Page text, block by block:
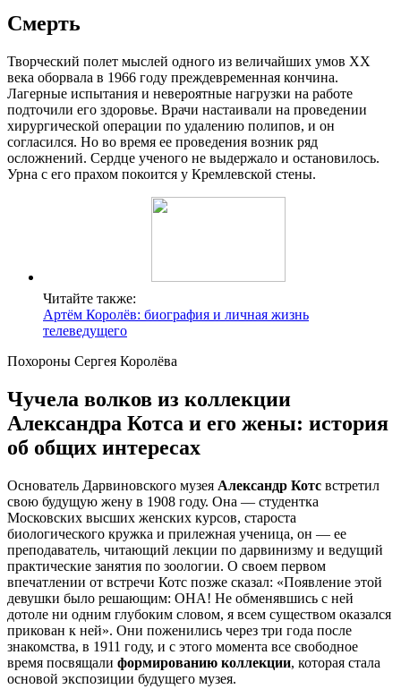
Смерть
Творческий полет мыслей одного из величайших умов ХХ
века оборвала в 1966 году преждевременная кончина.
Лагерные испытания и невероятные нагрузки на работе
подточили его здоровье. Врачи настаивали на проведении
хирургической операции по удалению полипов, и он
согласился. Но во время ее проведения возник ряд
осложнений. Сердце ученого не выдержало и остановилось.
Урна с его прахом покоится у Кремлевской стены.
Читайте также:
Артём Королёв: биография и личная жизнь
телеведущего
Похороны Сергея Королёва
Чучела волков из коллекции
Александра Котса и его жены: история
об общих интересах
Основатель Дарвиновского музея Александр Котс встретил
свою будущую жену в 1908 году. Она — студентка
Московских высших женских курсов, староста
биологического кружка и прилежная ученица, он — ее
преподаватель, читающий лекции по дарвинизму и ведущий
практические занятия по зоологии. О своем первом
впечатлении от встречи Котс позже сказал: «Появление этой
девушки было решающим: ОНА! Не обменявшись с ней
дотоле ни одним глубоким словом, я всем существом оказался
прикован к ней». Они поженились через три года после
знакомства, в 1911 году, и с этого момента все свободное
время посвящали формированию коллекции, которая стала
основой экспозиции будущего музея.